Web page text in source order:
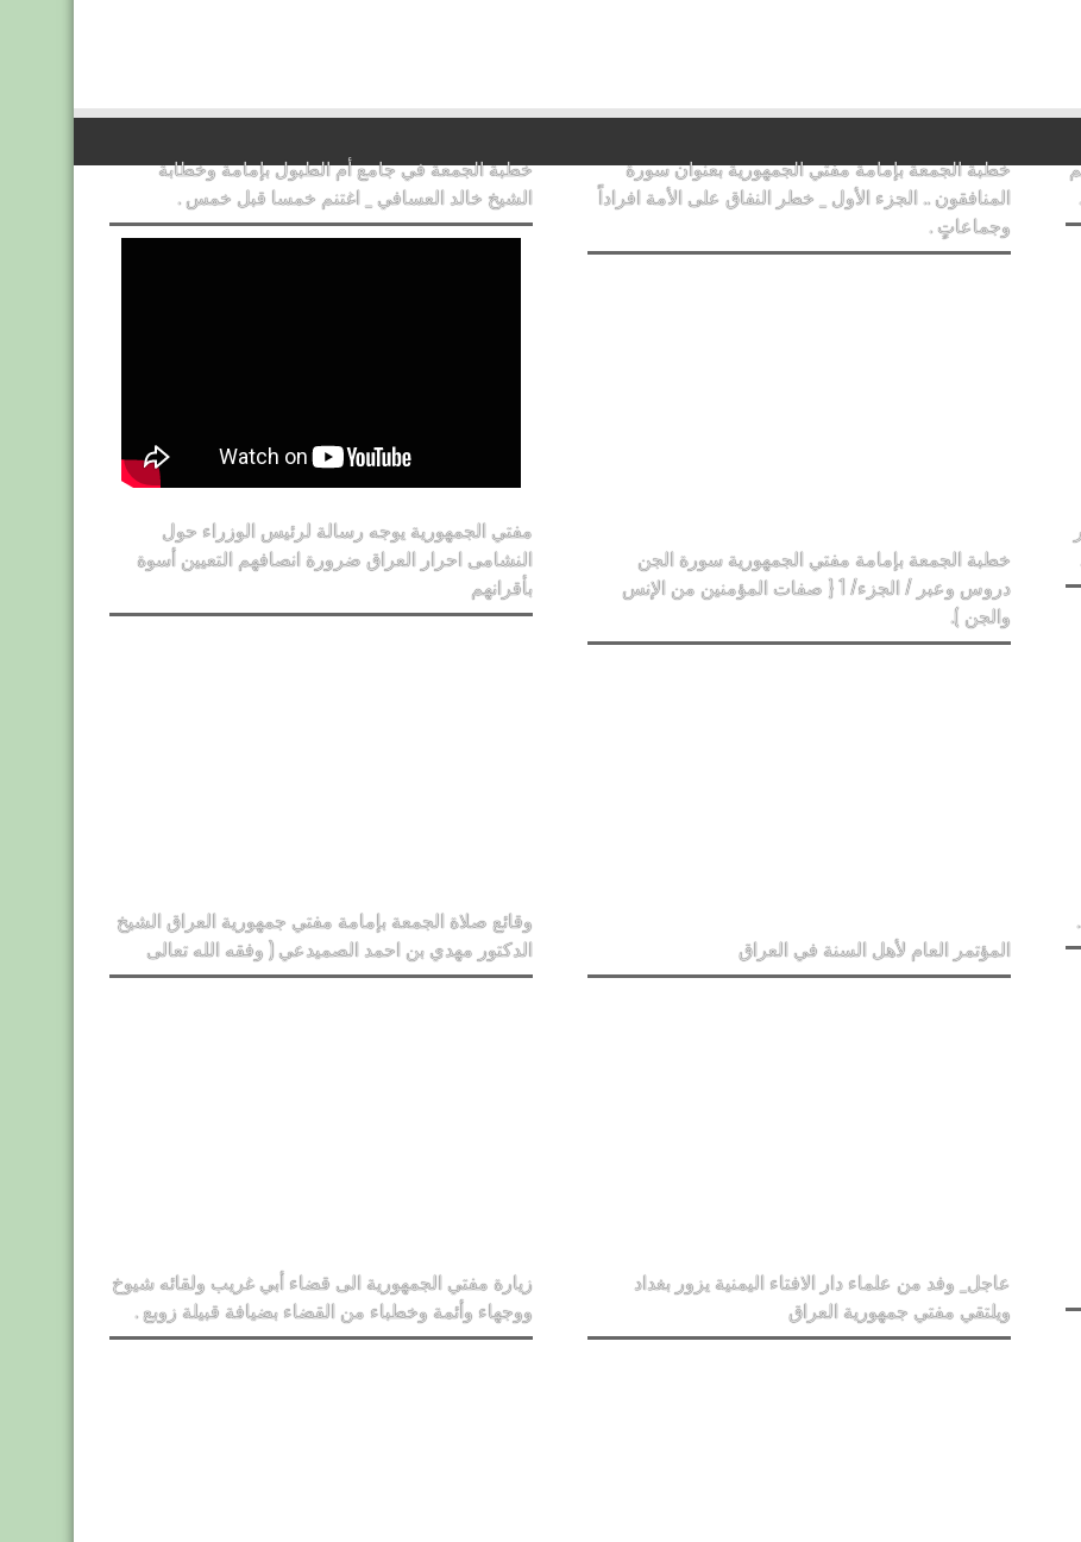
خطبة الجمعة في جامع أم الطبول بإمامة وخطابة
الشيخ خالد العسافي _ اغتنم خمسا قبل خمس .
مفتي الجمهورية يوجه رسالة لرئيس الوزراء حول
النشامى احرار العراق ضرورة انصافهم التعيين أسوة
بأقرانهم
وقائع صلاة الجمعة بإمامة مفتي جمهورية العراق الشيخ
الدكتور مهدي بن احمد الصميدعي ( وفقه الله تعالى
زيارة مفتي الجمهورية الى قضاء أبي غريب ولقائه شيوخ
ووجهاء وأئمة وخطباء من القضاء بضيافة قبيلة زوبع .
خطبة الجمعة بإمامة مفتي الجمهورية بعنوان سورة
المنافقون .. الجزء الأول _ خطر النفاق على الأمة افراداً
وجماعاتٍ .
خطبة الجمعة بإمامة مفتي الجمهورية سورة الجن
دروس وعبر / الجزء/ 1 { صفات المؤمنين من الإنس
والجن ).
المؤتمر العام لأهل السنة في العراق
عاجل_ وفد من علماء دار الافتاء اليمنية يزور بغداد
ويلتقي مفتي جمهورية العراق